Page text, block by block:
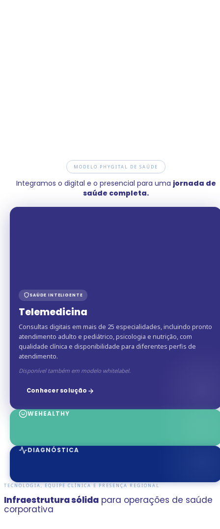
MODELO PHYGITAL DE SAÚDE
Integramos o digital e o presencial para uma jornada de
saúde completa.
SAÚDE INTELIGENTE
Telemedicina
Consultas digitais em mais de 25 especialidades, incluindo pronto
atendimento adulto e pediátrico, psicologia e nutrição, com
qualidade clínica e disponibilidade para diferentes perfis de
atendimento.
Disponível também em modelo whitelabel.
Conhecer solução
WEHEALTHY
DIAGNÓSTICA
TECNOLOGIA, EQUIPE CLÍNICA E PRESENÇA REGIONAL
Infraestrutura sólida para operações de saúde
corporativa